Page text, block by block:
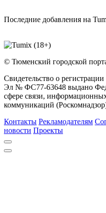
Последние добавления на
© Тюменский городской
Свидетельство о
Эл № ФС77-63648 выдано
сфере связи,
коммуникаций
Контакты Рекламодателям
новости Проекты